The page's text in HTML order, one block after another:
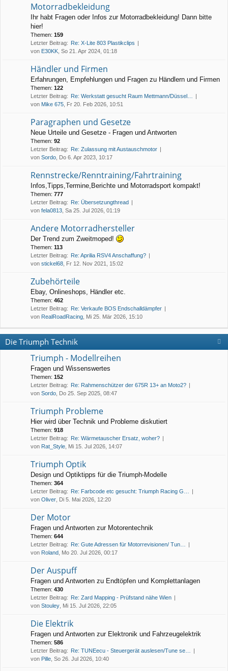
Motorradbekleidung
Ihr habt Fragen oder Infos zur Motorradbekleidung! Dann bitte
hier!
Themen: 159
Letzter Beitrag: Re: X-Lite 803 Plastikclips
von E30KK , So 21. Apr 2024, 01:18
Händler und Firmen
Erfahrungen, Empfehlungen und Fragen zu Händlern und Firmen
Themen: 122
Letzter Beitrag: Re: Werkstatt gesucht Raum Mettmann/Düssel…
von Mike 675 , Fr 20. Feb 2026, 10:51
Paragraphen und Gesetze
Neue Urteile und Gesetze - Fragen und Antworten
Themen: 92
Letzter Beitrag: Re: Zulassung mit Austauschmotor
von Sordo , Do 6. Apr 2023, 10:17
Rennstrecke/Renntraining/Fahrtraining
Infos,Tipps,Termine,Berichte und Motorradsport kompakt!
Themen: 777
Letzter Beitrag: Re: Übersetzungthread
von fela0813 , Sa 25. Jul 2026, 01:19
Andere Motorradhersteller
Der Trend zum Zweitmoped!
Themen: 113
Letzter Beitrag: Re: Aprilia RSV4 Anschaffung?
von stickel68 , Fr 12. Nov 2021, 15:02
Zubehörteile
Ebay, Onlineshops, Händler etc.
Themen: 462
Letzter Beitrag: Re: Verkaufe BOS Endschalldämpfer
von RealRoadRacing , Mi 25. Mär 2026, 15:10
Die Triumph Technik
Triumph - Modellreihen
Fragen und Wissenswertes
Themen: 152
Letzter Beitrag: Re: Rahmenschützer der 675R 13+ an Moto2?
von Sordo , Do 25. Sep 2025, 08:47
Triumph Probleme
Hier wird über Technik und Probleme diskutiert
Themen: 918
Letzter Beitrag: Re: Wärmetauscher Ersatz, woher?
von Rat_Style , Mi 15. Jul 2026, 14:07
Triumph Optik
Design und Optiktipps für die Triumph-Modelle
Themen: 364
Letzter Beitrag: Re: Farbcode etc gesucht: Triumph Racing G…
von Oliver , Di 5. Mai 2026, 12:20
Der Motor
Fragen und Antworten zur Motorentechnik
Themen: 644
Letzter Beitrag: Re: Gute Adressen für Motorrevisionen/ Tun…
von Roland , Mo 20. Jul 2026, 00:17
Der Auspuff
Fragen und Antworten zu Endtöpfen und Komplettanlagen
Themen: 430
Letzter Beitrag: Re: Zard Mapping - Prüfstand nähe Wien
von Stouley , Mi 15. Jul 2026, 22:05
Die Elektrik
Fragen und Antworten zur Elektronik und Fahrzeugelektrik
Themen: 586
Letzter Beitrag: Re: TUNEecu - Steuergerät auslesen/Tune se…
von Pille , So 26. Jul 2026, 10:40